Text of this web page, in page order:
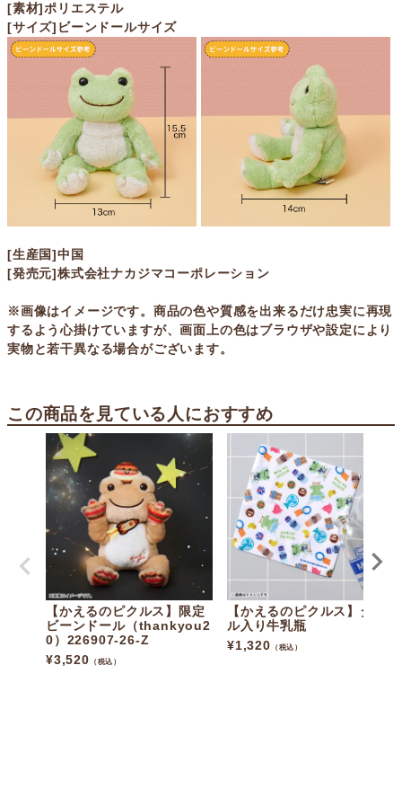
[素材]ポリエステル
[サイズ]ビーンドールサイズ
[生産国]中国
[発売元]株式会社ナカジマコーポレーション
※画像はイメージです。商品の色や質感を出来るだけ忠実に再現
するよう心掛けていますが、画面上の色はブラウザや設定により
実物と若干異なる場合がございます。
この商品を見ている人におすすめ
【かえるのピクルス】限定
ビーンドール（thankyou2
0）226907-26-Z
¥3,520 （税込）
【かえるのピクルス】タオ
ル入り牛乳瓶
¥1,320 （税込）